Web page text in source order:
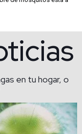
en tu hogar, o